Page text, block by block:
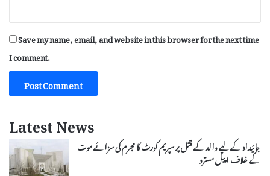
Save my name, email, and website in this browser for the next time
I comment.
Latest News
جائیداد کے لیے والد کے قتل پر سپریم کورٹ کا مجرم کی سزائے موت
کے خلاف اپیل مسترد